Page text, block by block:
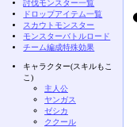
討伐モンスター一覧
ドロップアイテム一覧
スカウトモンスター
モンスターバトルロード
チーム編成特殊効果
キャラクター(スキルもこ
こ)
主人公
ヤンガス
ゼシカ
ククール